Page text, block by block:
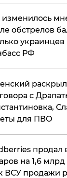
изменилось
обстрелов
украинцев
РФ
с
для ПВО
продал
на 1,6
ВСУ продажи